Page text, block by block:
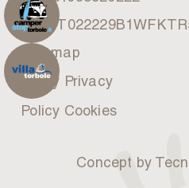
CIN:
Site map
Policy Privacy
Policy Cookies
Concept by